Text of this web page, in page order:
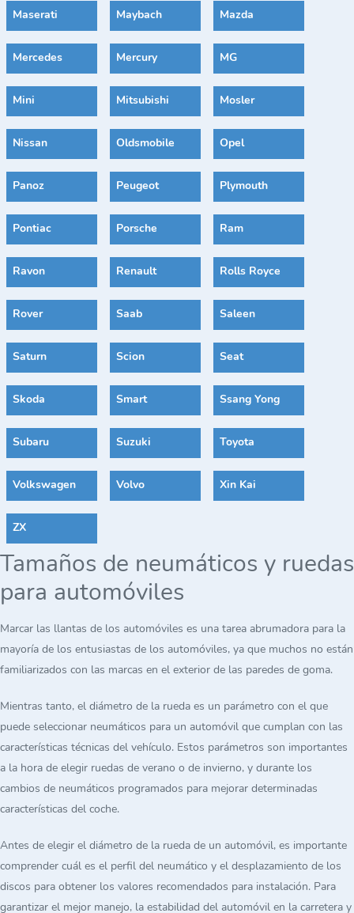
Maserati Maybach Mazda
Mercedes Mercury MG
Mini Mitsubishi Mosler
Nissan Oldsmobile Opel
Panoz Peugeot Plymouth
Pontiac Porsche Ram
Ravon Renault Rolls Royce
Rover Saab Saleen
Saturn Scion Seat
Skoda Smart Ssang Yong
Subaru Suzuki Toyota
Volkswagen Volvo Xin Kai
ZX
Tamaños de neumáticos y ruedas
para automóviles
Marcar las llantas de los automóviles es una tarea abrumadora para la
mayoría de los entusiastas de los automóviles, ya que muchos no están
familiarizados con las marcas en el exterior de las paredes de goma.
Mientras tanto, el diámetro de la rueda es un parámetro con el que
puede seleccionar neumáticos para un automóvil que cumplan con las
características técnicas del vehículo. Estos parámetros son importantes
a la hora de elegir ruedas de verano o de invierno, y durante los
cambios de neumáticos programados para mejorar determinadas
características del coche.
Antes de elegir el diámetro de la rueda de un automóvil, es importante
comprender cuál es el perfil del neumático y el desplazamiento de los
discos para obtener los valores recomendados para instalación. Para
garantizar el mejor manejo, la estabilidad del automóvil en la carretera y